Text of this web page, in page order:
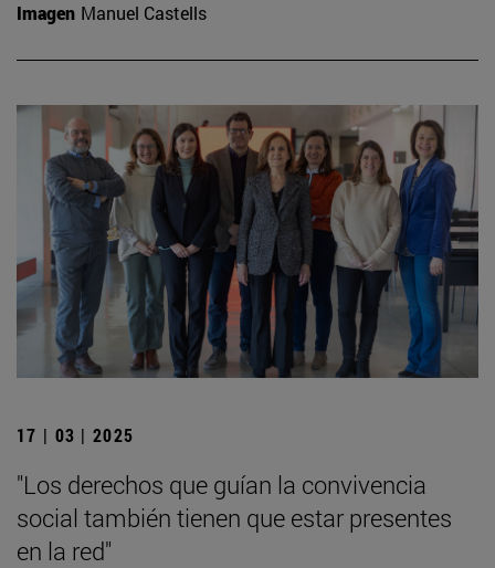
Imagen Manuel Castells
17 | 03 | 2025
"Los derechos que guían la convivencia
social también tienen que estar presentes
en la red"